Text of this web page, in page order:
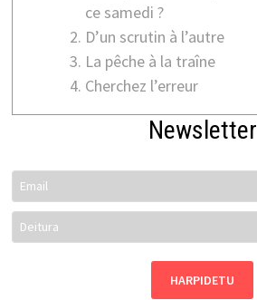
ce samedi ?
D’un scrutin à l’autre
La pêche à la traîne
Cherchez l’erreur
Newsletter